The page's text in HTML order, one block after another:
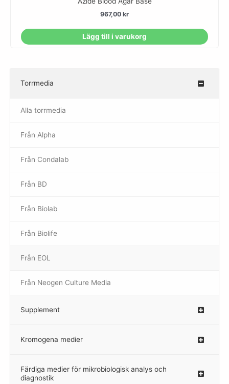
967,00 kr
Lägg till i varukorg
Torrmedia
–
Alla torrmedia
Från Alpha
–
Från Condalab
Från BD
Från Biolab
–
Från Biolife
–
Från EOL
–
Från Neogen Culture Media
–
Supplement
–
Kromogena medier
–
Färdiga medier för mikrobiologisk analys och
diagnostik